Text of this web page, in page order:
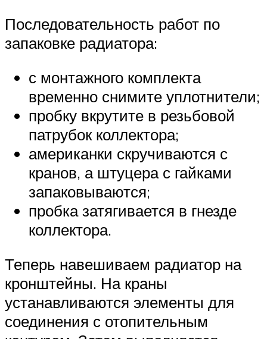
Последовательность работ по
запаковке радиатора:
с монтажного комплекта
временно снимите уплотнители;
пробку вкрутите в резьбовой
патрубок коллектора;
американки скручиваются с
кранов, а штуцера с гайками
запаковываются;
пробка затягивается в гнезде
коллектора.
Теперь навешиваем радиатор на
кронштейны. На краны
устанавливаются элементы для
соединения с отопительным